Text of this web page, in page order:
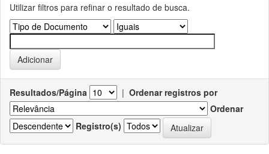
Utilizar filtros para refinar o resultado de busca.
Resultados/Página | Ordenar registros por
Ordenar
Registro(s)